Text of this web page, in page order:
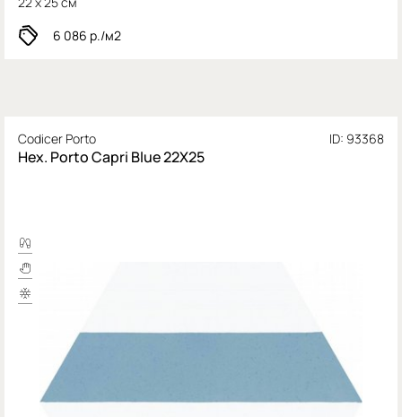
6 086 р./м2
Codicer Porto ID: 93368
Hex. Porto Capri Blue 22X25